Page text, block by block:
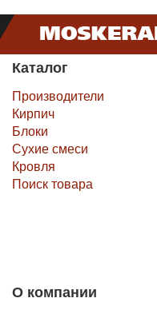
Каталог
Производители
Кирпич
Блоки
Сухие смеси
Кровля
Поиск товара
О компании